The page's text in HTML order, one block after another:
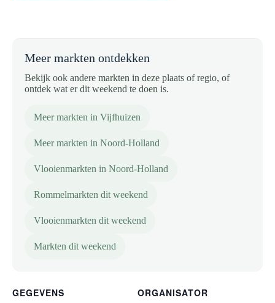
Meer markten ontdekken
Bekijk ook andere markten in deze plaats of regio, of
ontdek wat er dit weekend te doen is.
Meer markten in Vijfhuizen
Meer markten in Noord-Holland
Vlooienmarkten in Noord-Holland
Rommelmarkten dit weekend
Vlooienmarkten dit weekend
Markten dit weekend
GEGEVENS
ORGANISATOR